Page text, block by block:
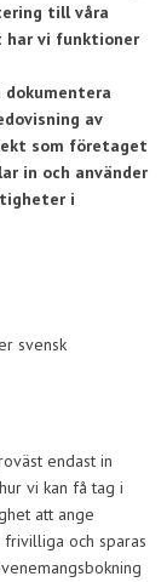
till våra
har vi funktioner
dokumentera
av
som företaget
in och använder
i
svensk
endast in
vi kan få tag i
att ange
och sparas